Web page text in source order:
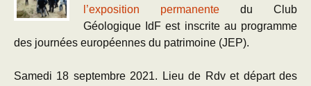
l’exposition permanente du Club
Géologique IdF est inscrite au programme
des journées européennes du patrimoine (JEP).
Samedi 18 septembre 2021. Lieu de Rdv et départ des